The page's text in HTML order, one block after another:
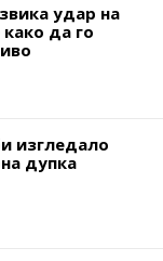
удар на
да го
изгледало
дупка